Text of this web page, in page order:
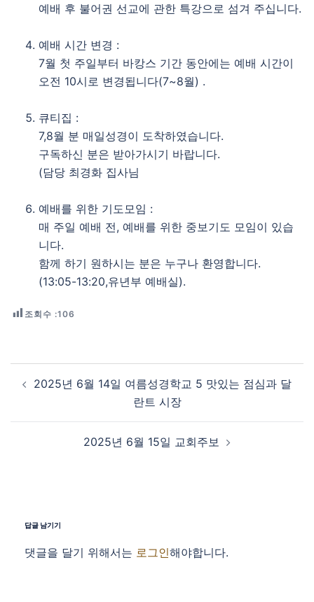
예배 후 불어권 선교에 관한 특강으로 섬겨 주십니다.
예배 시간 변경 :
7월 첫 주일부터 바캉스 기간 동안에는 예배 시간이
오전 10시로 변경됩니다(7~8월) .
큐티집 :
7,8월 분 매일성경이 도착하였습니다.
구독하신 분은 받아가시기 바랍니다.
(담당 최경화 집사님
예배를 위한 기도모임 :
매 주일 예배 전, 예배를 위한 중보기도 모임이 있습
니다.
함께 하기 원하시는 분은 누구나 환영합니다.
(13:05-13:20,유년부 예배실).
조회수 :106
Post navigation
2025년 6월 14일 여름성경학교 5 맛있는 점심과 달
란트 시장
2025년 6월 15일 교회주보
답글 남기기
댓글을 달기 위해서는 로그인해야합니다.